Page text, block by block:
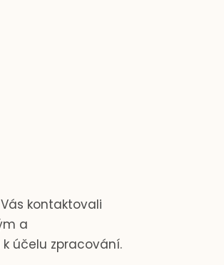
kontaktovali
a
účelu zpracování.